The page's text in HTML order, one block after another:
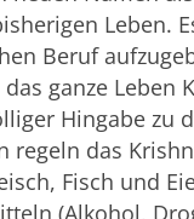
Leben.
Beruf
ganze Leben
Hingabe zu
regeln das
Fisch und
(Alkohol,